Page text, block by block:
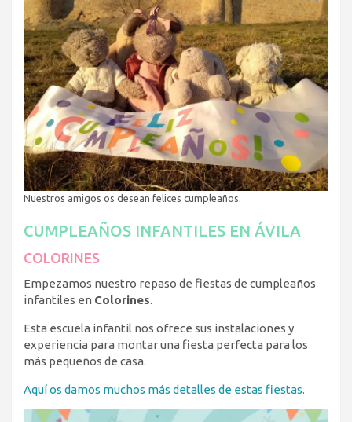
Nuestros amigos os desean felices cumpleaños.
CUMPLEAÑOS INFANTILES EN ÁVILA
COLORINES
Empezamos nuestro repaso de fiestas de cumpleaños
infantiles en Colorines.
Esta escuela infantil nos ofrece sus instalaciones y
experiencia para montar una fiesta perfecta para los
más pequeños de casa.
Aquí os damos muchos más detalles de estas fiestas.